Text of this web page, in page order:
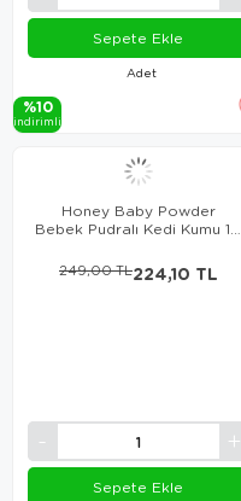
Adet
Sepete Ekle
%10
i̇ndi̇ri̇mli̇
Honey Baby Powder
Bebek Pudralı Kedi Kumu 10
224,10 TL
249,00 TL
Sepete Ekle